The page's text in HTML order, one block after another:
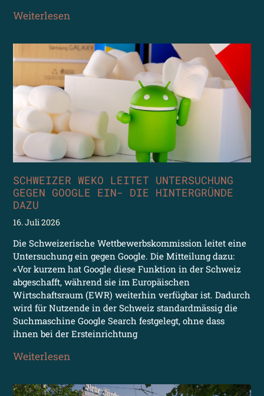
Weiterlesen
SCHWEIZER WEKO LEITET UNTERSUCHUNG
GEGEN GOOGLE EIN- DIE HINTERGRÜNDE
DAZU
16. Juli 2026
Die Schweizerische Wettbewerbskommission leitet eine
Untersuchung ein gegen Google. Die Mitteilung dazu:
«Vor kurzem hat Google diese Funktion in der Schweiz
abgeschafft, während sie im Europäischen
Wirtschaftsraum (EWR) weiterhin verfügbar ist. Dadurch
wird für Nutzende in der Schweiz standardmässig die
Suchmaschine Google Search festgelegt, ohne dass
ihnen bei der Ersteinrichtung
Weiterlesen